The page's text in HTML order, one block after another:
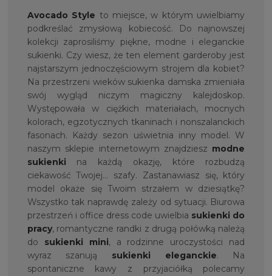
Avocado Style to miejsce, w którym uwielbiamy
podkreślać zmysłową kobiecość. Do najnowszej
kolekcji zaprosiliśmy piękne, modne i eleganckie
sukienki. Czy wiesz, że ten element garderoby jest
najstarszym jednoczęściowym strojem dla kobiet?
Na przestrzeni wieków sukienka damska zmieniała
swój wygląd niczym magiczny kalejdoskop.
Występowała w ciężkich materiałach, mocnych
kolorach, egzotycznych tkaninach i nonszalanckich
fasonach. Każdy sezon uświetnia inny model. W
naszym sklepie internetowym znajdziesz modne
sukienki na każdą okazję, które rozbudzą
ciekawość Twojej… szafy. Zastanawiasz się, który
model okaże się Twoim strzałem w dziesiątkę?
Wszystko tak naprawdę zależy od sytuacji. Biurowa
przestrzeń i office dress code uwielbia sukienki do
pracy, romantyczne randki z drugą połówką należą
do sukienki mini, a rodzinne uroczystości nad
wyraz szanują sukienki eleganckie. Na
spontaniczne kawy z przyjaciółką polecamy